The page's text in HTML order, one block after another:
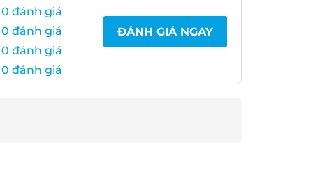
đánh giá
đánh giá
đánh giá
đánh giá
ĐÁNH GIÁ NGAY